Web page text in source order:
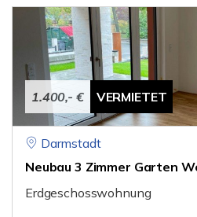
1.400,- € VERMIETET
Darmstadt
Neubau 3 Zimmer Garten
Erdgeschosswohnung